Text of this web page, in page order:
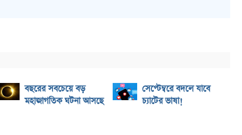
বছরের সবচেয়ে বড়
মহাজাগতিক ঘটনা আসছে
সেপ্টেম্বরে বদলে যাবে
চ্যাটের ভাষা!